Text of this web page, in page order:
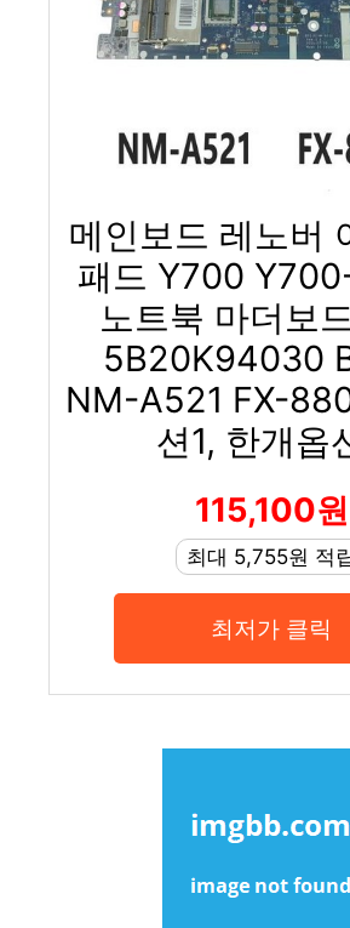
메인보드 레노버
패드 Y700
노트북 마더보
5B20K94030
NM-A521 FX-
션1, 한개옵
115,100원
최대 5,755원 적
최저가 클릭